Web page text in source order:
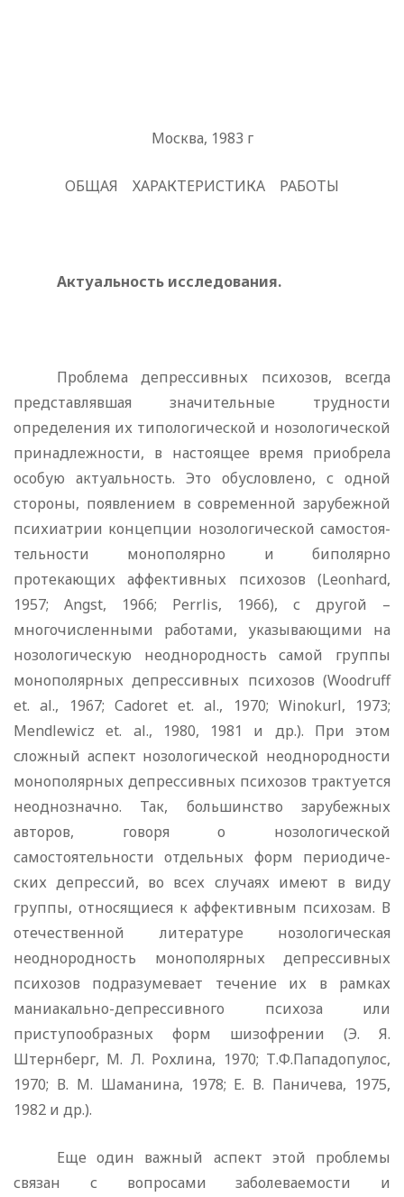
Москва, 1983 г
ОБЩАЯ ХАРАКТЕРИСТИКА РАБОТЫ
Актуальность исследования.
Проблема депрессивных психозов, всегда
представлявшая значительные трудности
определения их типологической и нозологической
принадлеж­ности, в настоящее время приобрела
особую актуальность. Это обусловлено, с одной
стороны, появлением в современной зарубежной
психиатрии концепции нозологической самостоя­
тельности монополярно и биполярно
протекающих аффектив­ных психозов (Leonhard,
1957; Angst, 1966; Perrlis, 1966), с другой –
многочисленными работами, указывающими на
нозологическую неоднородность самой группы
монополярных депрессивных психозов (Woodruff
et.al., 1967; Cadoret et.al., 1970; Winokurl, 1973;
Mendlewicz
et. al., 1980, 1981 и др.). При этом
сложный аспект нозологической неоднородности
монополярных депрессивных психозов трактуется
неодно­значно. Так, большинство зарубежных
авторов, говоря о нозологической
самостоятельности отдельных форм периодиче­
ских депрессий, во всех случаях имеют в виду
группы, отно­сящиеся к аффективным психозам. В
отечественной литера­туре нозологическая
неоднородность монополярных депрес­сивных
психозов подразумевает течение их в рамках
маниа­кально-депрессивного психоза или
приступообразных форм шизофрении (Э. Я.
Штернберг, М. Л. Рохлина, 1970; Т.Ф.Пападопулос,
1970; В. М. Шаманина, 1978; Е. В. Паничева, 1975,
1982 и др.).
Еще один важный аспект этой проблемы
связан с вопро­сами заболеваемости и